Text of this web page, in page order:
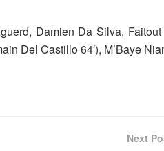
Damien Da Silva,
Del Castillo 64′), M’Baye
Next